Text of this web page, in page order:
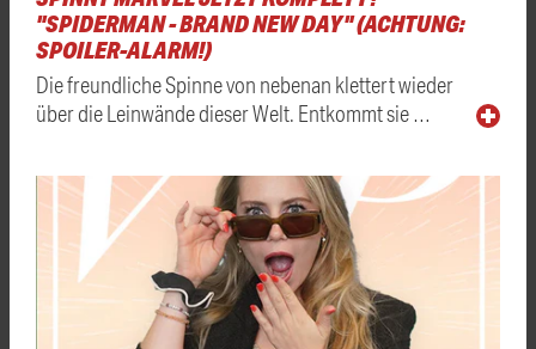
"SPIDERMAN - BRAND NEW DAY" (ACHTUNG:
SPOILER-ALARM!)
Die freundliche Spinne von nebenan klettert wieder
über die Leinwände dieser Welt. Entkommt sie …